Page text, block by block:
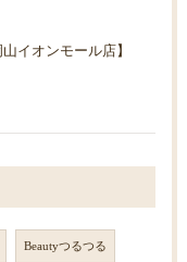
イオンモール店】
Beautyつるつる